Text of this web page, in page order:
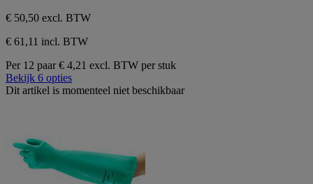
€ 50,50 excl. BTW
€ 61,11 incl. BTW
Per 12 paar € 4,21 excl. BTW per stuk
Bekijk 6 opties
Dit artikel is momenteel niet beschikbaar